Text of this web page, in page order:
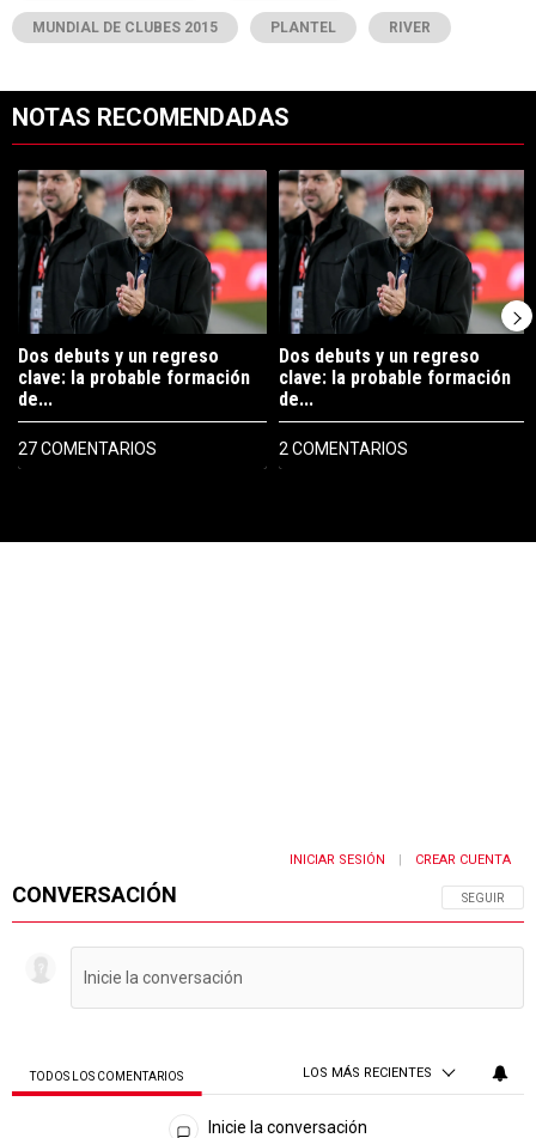
MUNDIAL DE CLUBES 2015 PLANTEL RIVER
NOTAS RECOMENDADAS
Un artículo de tendencia con el título "Dos debuts y un regreso
Dos debuts y un regreso
clave: la probable formación
de...
27 COMENTARIOS
Un artículo de tendencia con el
Dos debuts y un regreso
clave: la probable formación
de...
2 COMENTARIOS
CONVERSACIÓN SIGA ESTA
SEGUIR
INICIAR SESIÓN CREAR CUENTA
TODOS LOS COMENTARIOS LOS MÁS RECIENTES
Todos los comentarios
Inicie la conversación